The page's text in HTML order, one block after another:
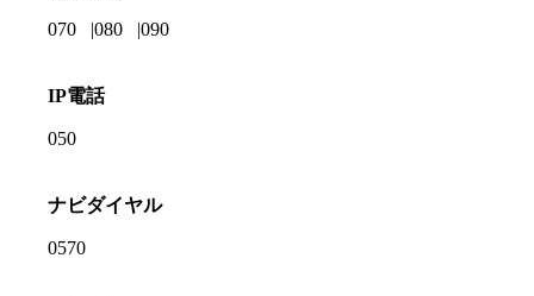
070 080 090
IP電話
050
ナビダイヤル
0570